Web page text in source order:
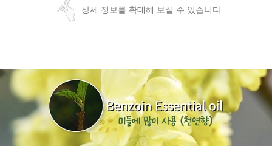
상세 정보를 확대해 보실 수 있습니다